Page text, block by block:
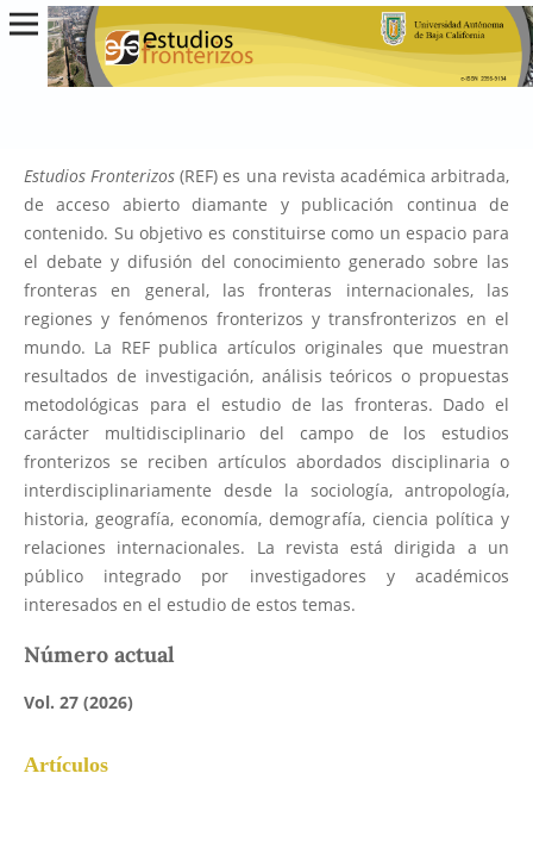
Estudios Fronterizos (REF) es una revista académica arbitrada,
de acceso abierto diamante y publicación continua de
contenido. Su objetivo es constituirse como un espacio para
el debate y difusión del conocimiento generado sobre las
fronteras en general, las fronteras internacionales, las
regiones y fenómenos fronterizos y transfronterizos en el
mundo. La REF publica artículos originales que muestran
resultados de investigación, análisis teóricos o propuestas
metodológicas para el estudio de las fronteras. Dado el
carácter multidisciplinario del campo de los estudios
fronterizos se reciben artículos abordados disciplinaria o
interdisciplinariamente desde la sociología, antropología,
historia, geografía, economía, demografía, ciencia política y
relaciones internacionales. La revista está dirigida a un
público integrado por investigadores y académicos
interesados en el estudio de estos temas.
Número actual
Vol. 27 (2026)
Artículos